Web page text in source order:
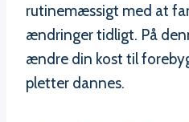
rutinemæssigt med at
ændringer tidligt. På
ændre din kost til
pletter dannes.